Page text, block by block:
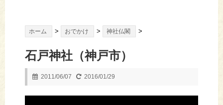
ホーム > おでかけ > 神社仏閣 >
石戸神社（神戸市）
2011/06/07 2016/01/29